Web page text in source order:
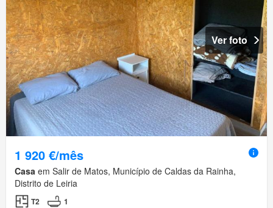
Ver foto
1 920 €/mês
Casa em Salir de Matos, Município de Caldas da Rainha,
Distrito de Leiria
T2 1